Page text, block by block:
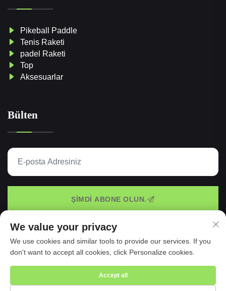
Pikeball Paddle
Tenis Raketi
padel Raketi
Top
Aksesuarlar
Bülten
ŞİMDİ ABONE OLUN.
Tüm hakları Taspo Sports Üretim A.Ş. tarafından saklıdır ©
We value your privacy
We use cookies and similar tools to provide our services. If you
don't want to accept all cookies, click Personalize cookies.
Accept all